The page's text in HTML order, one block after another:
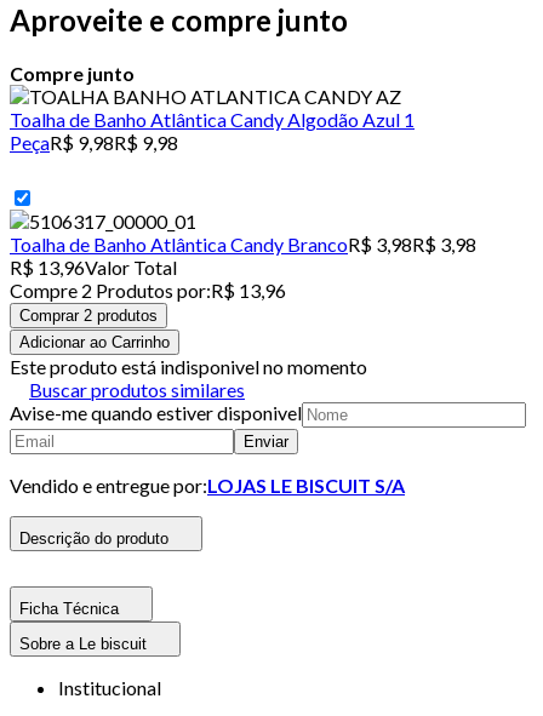
Aproveite e compre junto
Compre junto
Toalha de Banho Atlântica Candy Algodão Azul 1
PeçaR$ 9,98R$ 9,98
Toalha de Banho Atlântica Candy BrancoR$ 3,98R$ 3,98
R$ 13,96Valor Total
Compre 2 Produtos por:R$ 13,96
Comprar 2 produtos
Adicionar ao Carrinho
Este produto está indisponivel no momento
Buscar produtos similares
Avise-me quando estiver disponivel
Enviar
Vendido e entregue por:LOJAS LE BISCUIT S/A
Descrição do produto
Ficha Técnica
Sobre a Le biscuit
Institucional